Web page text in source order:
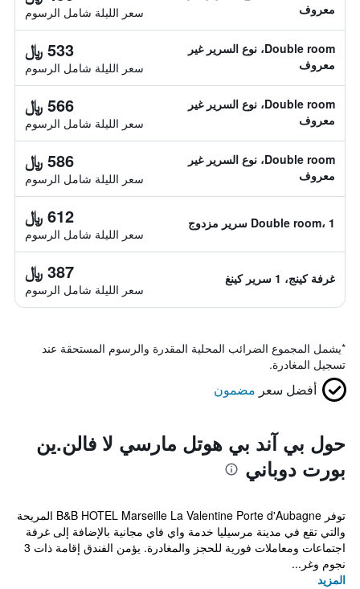
معروف
سعر الليلة شامل الرسوم
Double room، نوع السرير غير
معروف
533 ﷼
سعر الليلة شامل الرسوم
Double room، نوع السرير غير
معروف
566 ﷼
سعر الليلة شامل الرسوم
Double room، نوع السرير غير
معروف
586 ﷼
سعر الليلة شامل الرسوم
Double room، 1 سرير مزدوج 612 ﷼
سعر الليلة شامل الرسوم
غرفة كينج، 1 سرير كينغ 387 ﷼
سعر الليلة شامل الرسوم
*يشمل المجموع الضرائب المحلية المقدرة والرسوم المستحقة عند
تسجيل المغادرة.
أفضل سعر مضمون
حول بي آند بي هوتل مارسي لا فالن.ين
بورت دوباني
توفر B&B HOTEL Marseille La Valentine Porte d'Aubagne المريحة
والتي تقع في مدينة مرسيليا خدمة واي فاي مجانية بالإضافة إلى غرفة
اجتماعات ومعاملات فورية للحجز والمغادرة. يؤمن الفندق إقامة ذات 3
نجوم وغر...
المزيد